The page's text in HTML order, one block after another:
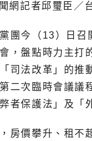
網記者邱璽臣／
團今（13）日召
，盤點時力主打
司法改革」的推
二次臨時會議議
者保護法」及「
房價攀升、租不